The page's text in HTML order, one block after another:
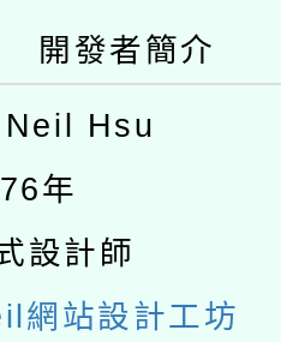
作坊新北場」
章19疫苗接
大為「滿6
」措施，延
部水利署委託
院辦理「
位及節水達
22日(星期六
祈福系列
航」
園地景藝術
園藝術巡演
國民及學前
開發者簡介
Neil Hsu
年
設計師
網站設計工坊